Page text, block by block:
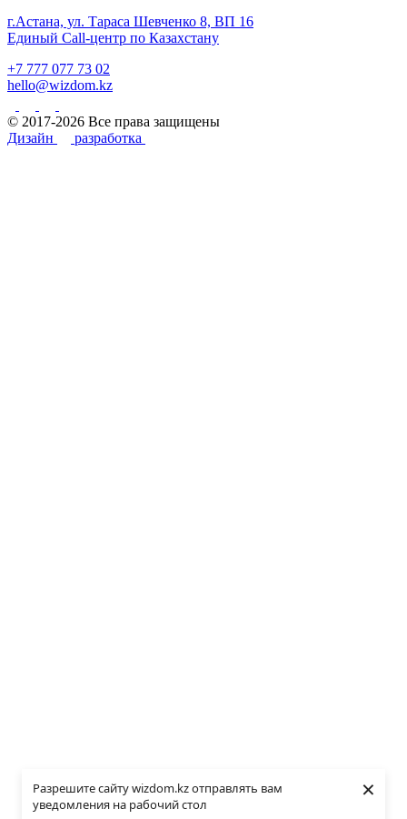
Разрешите сайту wizdom.kz отправлять вам
уведомления на рабочий стол
×
г.Астана, ул. Тараса Шевченко 8, ВП 16
Единый Call-центр по Казахстану
+7 777 077 73 02
hello@wizdom.kz
© 2017-2026 Все права защищены
Дизайн
разработка